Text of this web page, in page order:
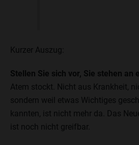
Kurzer Auszug:
Stellen Sie sich vor, Sie stehen an
Atem stockt. Nicht aus Krankheit,
sondern weil etwas Wichtiges
kannten, ist nicht mehr da. Das
ist noch nicht greifbar.